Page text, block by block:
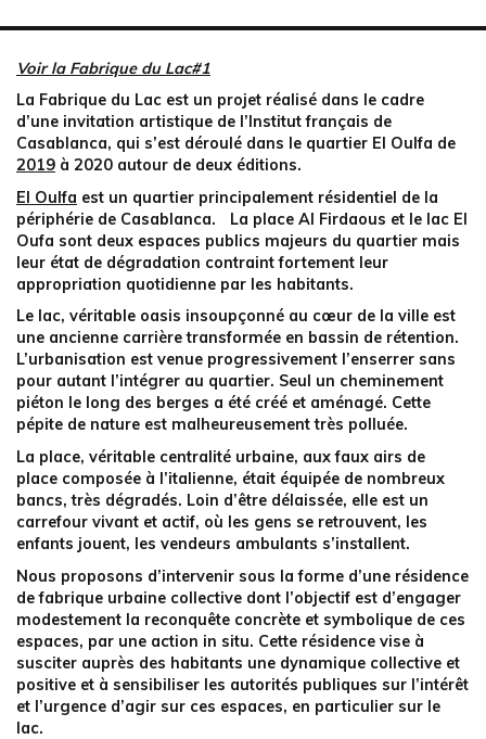
Voir la Fabrique du Lac#1
La Fabrique du Lac est un projet réalisé dans le cadre
d’une invitation artistique de l’Institut français de
Casablanca, qui s’est déroulé dans le quartier El Oulfa de
2019 à 2020 autour de deux éditions.
El Oulfa est un quartier principalement résidentiel de la
périphérie de Casablanca. La place Al Firdaous et le lac El
Oufa sont deux espaces publics majeurs du quartier mais
leur état de dégradation contraint fortement leur
appropriation quotidienne par les habitants.
Le lac, véritable oasis insoupçonné au cœur de la ville est
une ancienne carrière transformée en bassin de rétention.
L’urbanisation est venue progressivement l’enserrer sans
pour autant l’intégrer au quartier. Seul un cheminement
piéton le long des berges a été créé et aménagé. Cette
pépite de nature est malheureusement très polluée.
La place, véritable centralité urbaine, aux faux airs de
place composée à l’italienne, était équipée de nombreux
bancs, très dégradés. Loin d’être délaissée, elle est un
carrefour vivant et actif, où les gens se retrouvent, les
enfants jouent, les vendeurs ambulants s’installent.
Nous proposons d’intervenir sous la forme d’une résidence
de fabrique urbaine collective dont l’objectif est d’engager
modestement la reconquête concrète et symbolique de ces
espaces, par une action in situ. Cette résidence vise à
susciter auprès des habitants une dynamique collective et
positive et à sensibiliser les autorités publiques sur l’intérêt
et l’urgence d’agir sur ces espaces, en particulier sur le
lac.